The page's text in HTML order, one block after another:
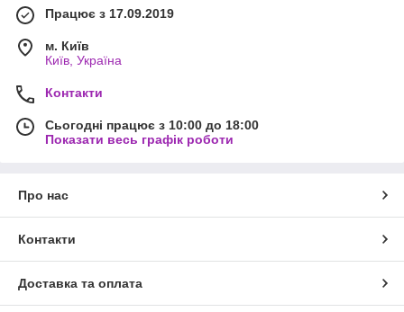
Працює з 17.09.2019
м. Київ
Київ, Україна
Контакти
Сьогодні працює з 10:00 до 18:00
Показати весь графік роботи
Про нас
Контакти
Доставка та оплата